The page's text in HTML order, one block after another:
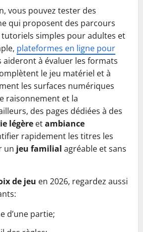
vous pouvez tester des
qui proposent des parcours
tutoriels simples pour adultes et
plateformes en ligne pour
aideront à évaluer les formats
le jeu matériel et à
les surfaces numériques
raisonnement et la
des pages dédiées à des
légère etambiance
rapidement les titres les
un jeu familial agréable et sans
de jeu en 2026, regardez aussi
d’une partie;